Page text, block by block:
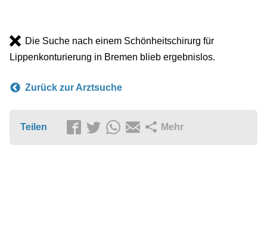
Die Suche nach einem Schönheitschirurg für
Lippenkonturierung in Bremen blieb ergebnislos.
Zurück zur Arztsuche
Teilen Mehr